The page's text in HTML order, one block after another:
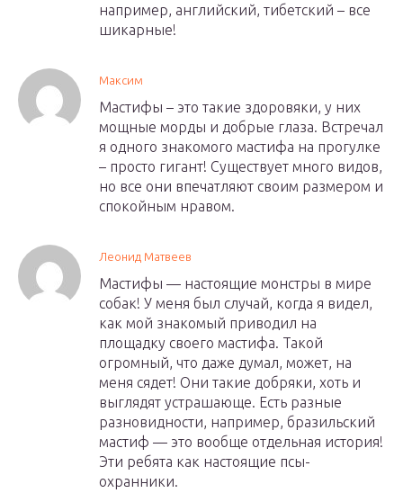
например, английский, тибетский – все
шикарные!
Максим
Мастифы – это такие здоровяки, у них
мощные морды и добрые глаза. Встречал
я одного знакомого мастифа на прогулке
– просто гигант! Существует много видов,
но все они впечатляют своим размером и
спокойным нравом.
Леонид Матвеев
Мастифы — настоящие монстры в мире
собак! У меня был случай, когда я видел,
как мой знакомый приводил на
площадку своего мастифа. Такой
огромный, что даже думал, может, на
меня сядет! Они такие добряки, хоть и
выглядят устрашающе. Есть разные
разновидности, например, бразильский
мастиф — это вообще отдельная история!
Эти ребята как настоящие псы-
охранники.